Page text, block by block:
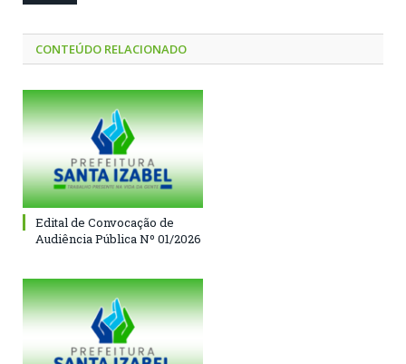
CONTEÚDO RELACIONADO
Edital de Convocação de
Audiência Pública Nº 01/2026